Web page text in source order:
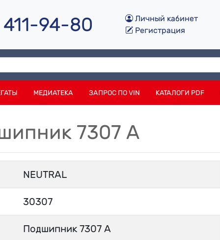
411-94-80
Личный кабинет
Регистрация
МЕДИАТЕКА ЗАПРОС ПО VIN КАТАЛОГИ PDF
7307 А
NEUTRAL
30307
Подшипник 7307 А